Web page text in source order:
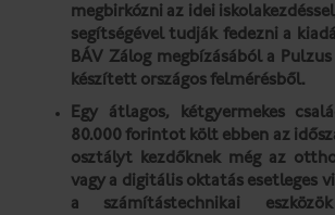
megbirkózni az idei
segítségével tudják fedezni a
BÁV Zálog megbízásából a
készített országos felmérésből.
Egy átlagos, kétgyermekes
80.000 forintot költ ebben az
osztályt kezdőknek még az
vagy a digitális oktatás esetleges
a számítástechnikai